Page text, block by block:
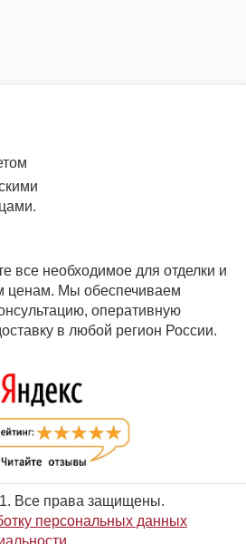
все необходимое для отделки и
ценам. Мы обеспечиваем
оперативную
в любой регион России.
Все права защищены.
персональных данных